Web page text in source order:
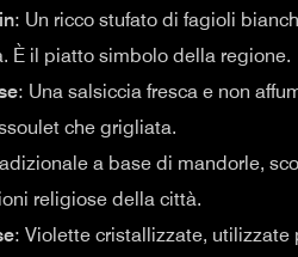
: Un ricco stufato di fagioli
È il piatto simbolo della regione.
: Una salsiccia fresca e non
che grigliata.
a base di mandorle,
religiose della città.
: Violette cristallizzate, utilizzate